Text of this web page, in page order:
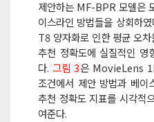
제안하는 MF-BPR 모델은
이스라인 방법들을 상회하
T8 양자화로 인한 평균 오
추천 정확도에 실질적인 영
다. 그림 3은 MovieLens
조건에서 제안 방법과 베이
추천 정확도 지표를 시각적
여준다.